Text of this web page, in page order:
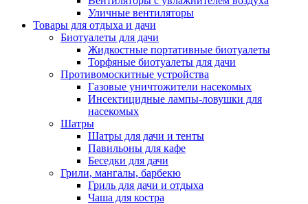
Уличные вентиляторы
Товары для отдыха и дачи
Биотуалеты для дачи
Жидкостные портативные биотуалеты
Торфяные биотуалеты для дачи
Противомоскитные устройства
Газовые уничтожители насекомых
Инсектицидные лампы-ловушки для
насекомых
Шатры
Шатры для дачи и тенты
Павильоны для кафе
Беседки для дачи
Грили, мангалы, барбекю
Гриль для дачи и отдыха
Чаша для костра